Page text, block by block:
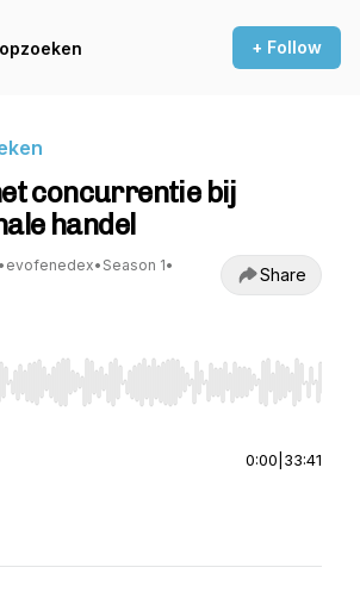
+ Follow
concurrentie bij
handel
• evofenedex• Season 1•
Share
Right to seek, Home/End to jump to
0:00 33:41